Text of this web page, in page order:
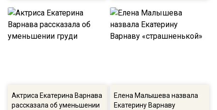
Актриса Екатерина Варнава
рассказала об уменьшении
Елена Малышева назвала
Екатерину Варнаву